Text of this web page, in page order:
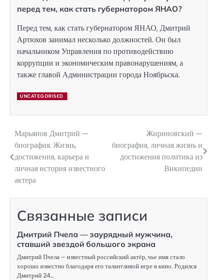
перед тем, как стать губернатором ЯНАО?
Перед тем, как стать губернатором ЯНАО, Дмитрий
Артюхов занимал несколько должностей. Он был
начальником Управления по противодействию
коррупции и экономическим правонарушениям, а
также главой Администрации города Ноябрьска.
UNCATEGORISED
Навигация
по
записям
Марьянов Дмитрий —
биография. Жизнь,
достижения, карьера и
личная история известного
актера
Жириновский —
биография, личная жизнь и
достижения политика из
Википедии
Связанные записи
Дмитрий Пчела — заурядный мужчина,
ставший звездой большого экрана
Дмитрий Пчела – известный российский актёр, чье имя стало
хорошо известно благодаря его талантливой игре в кино. Родился
Дмитрий 24…